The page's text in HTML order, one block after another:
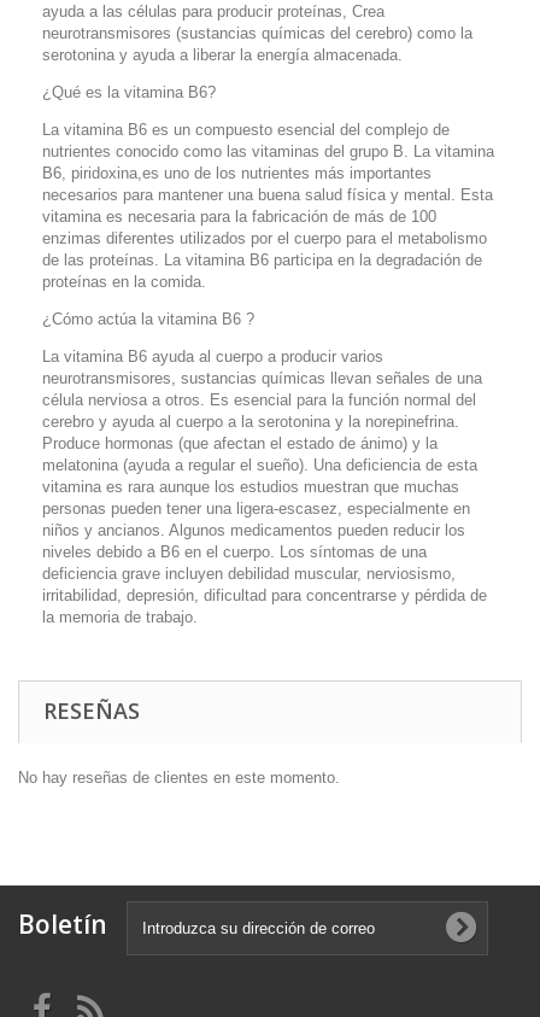
ayuda a las células para producir proteínas, Crea
neurotransmisores (sustancias químicas del cerebro) como la
serotonina y ayuda a liberar la energía almacenada.
¿Qué es la vitamina B6?
La vitamina B6 es un compuesto esencial del complejo de
nutrientes conocido como las vitaminas del grupo B. La vitamina
B6, piridoxina,es uno de los nutrientes más importantes
necesarios para mantener una buena salud física y mental. Esta
vitamina es necesaria para la fabricación de más de 100
enzimas diferentes utilizados por el cuerpo para el metabolismo
de las proteínas. La vitamina B6 participa en la degradación de
proteínas en la comida.
¿Cómo actúa la vitamina B6 ?
La vitamina B6 ayuda al cuerpo a producir varios
neurotransmisores, sustancias químicas llevan señales de una
célula nerviosa a otros. Es esencial para la función normal del
cerebro y ayuda al cuerpo a la serotonina y la norepinefrina.
Produce hormonas (que afectan el estado de ánimo) y la
melatonina (ayuda a regular el sueño). Una deficiencia de esta
vitamina es rara aunque los estudios muestran que muchas
personas pueden tener una ligera-escasez, especialmente en
niños y ancianos. Algunos medicamentos pueden reducir los
niveles debido a B6 en el cuerpo. Los síntomas de una
deficiencia grave incluyen debilidad muscular, nerviosismo,
irritabilidad, depresión, dificultad para concentrarse y pérdida de
la memoria de trabajo.
RESEÑAS
No hay reseñas de clientes en este momento.
Boletín